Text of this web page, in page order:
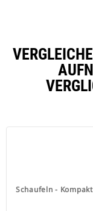
Schaufeln -